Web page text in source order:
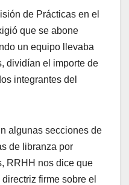
de Prácticas en el
que se abone
un equipo llevaba
dividían el importe de
integrantes del
algunas secciones de
de libranza por
RRHH nos dice que
firme sobre el